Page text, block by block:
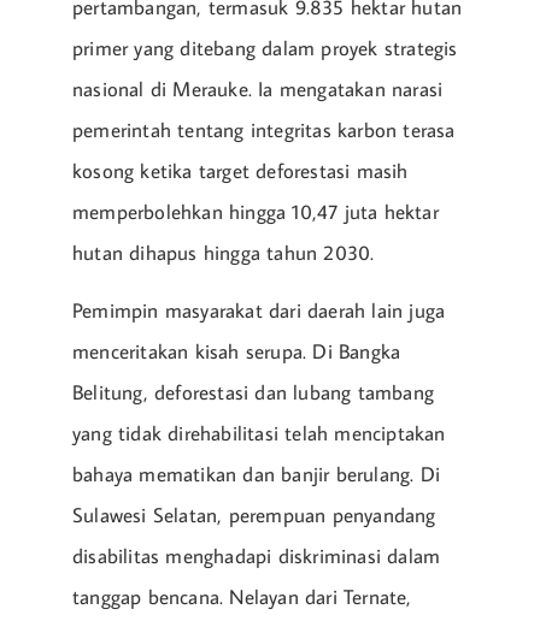
pertambangan, termasuk 9.835 hektar hutan
primer yang ditebang dalam proyek strategis
nasional di Merauke. Ia mengatakan narasi
pemerintah tentang integritas karbon terasa
kosong ketika target deforestasi masih
memperbolehkan hingga 10,47 juta hektar
hutan dihapus hingga tahun 2030.
Pemimpin masyarakat dari daerah lain juga
menceritakan kisah serupa. Di Bangka
Belitung, deforestasi dan lubang tambang
yang tidak direhabilitasi telah menciptakan
bahaya mematikan dan banjir berulang. Di
Sulawesi Selatan, perempuan penyandang
disabilitas menghadapi diskriminasi dalam
tanggap bencana. Nelayan dari Ternate,